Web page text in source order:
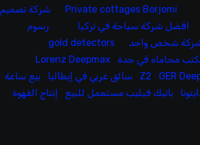
Private cottages Borjomi
شركة تصميم
افضل شركة سياحة في تركيا
رسوم
شخص واحد
gold detectors
محاماه في جدة
Lorenz Deepmax
Z2
GER سائق عربي في إيطاليا
بيع ساعة
باتيك فيليب مستعمل للبيع إنتاج القهوة